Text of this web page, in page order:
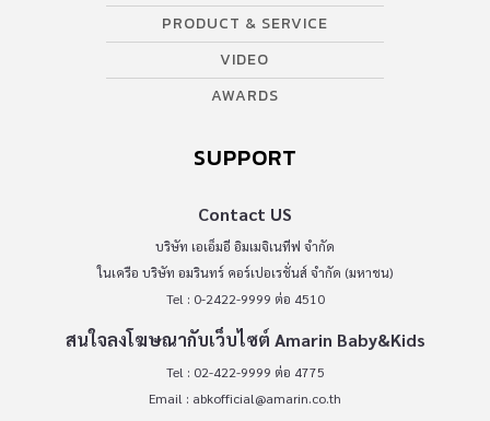
PRODUCT & SERVICE
VIDEO
AWARDS
SUPPORT
Contact US
บริษัท เอเอ็มอี อิมเมจิเนทีฟ จำกัด
ในเครือ บริษัท อมรินทร์ คอร์เปอเรชั่นส์ จำกัด (มหาชน)
Tel : 0-2422-9999 ต่อ 4510
สนใจลงโฆษณากับเว็บไซต์ Amarin Baby&Kids
Tel : 02-422-9999 ต่อ 4775
Email : abkofficial@amarin.co.th